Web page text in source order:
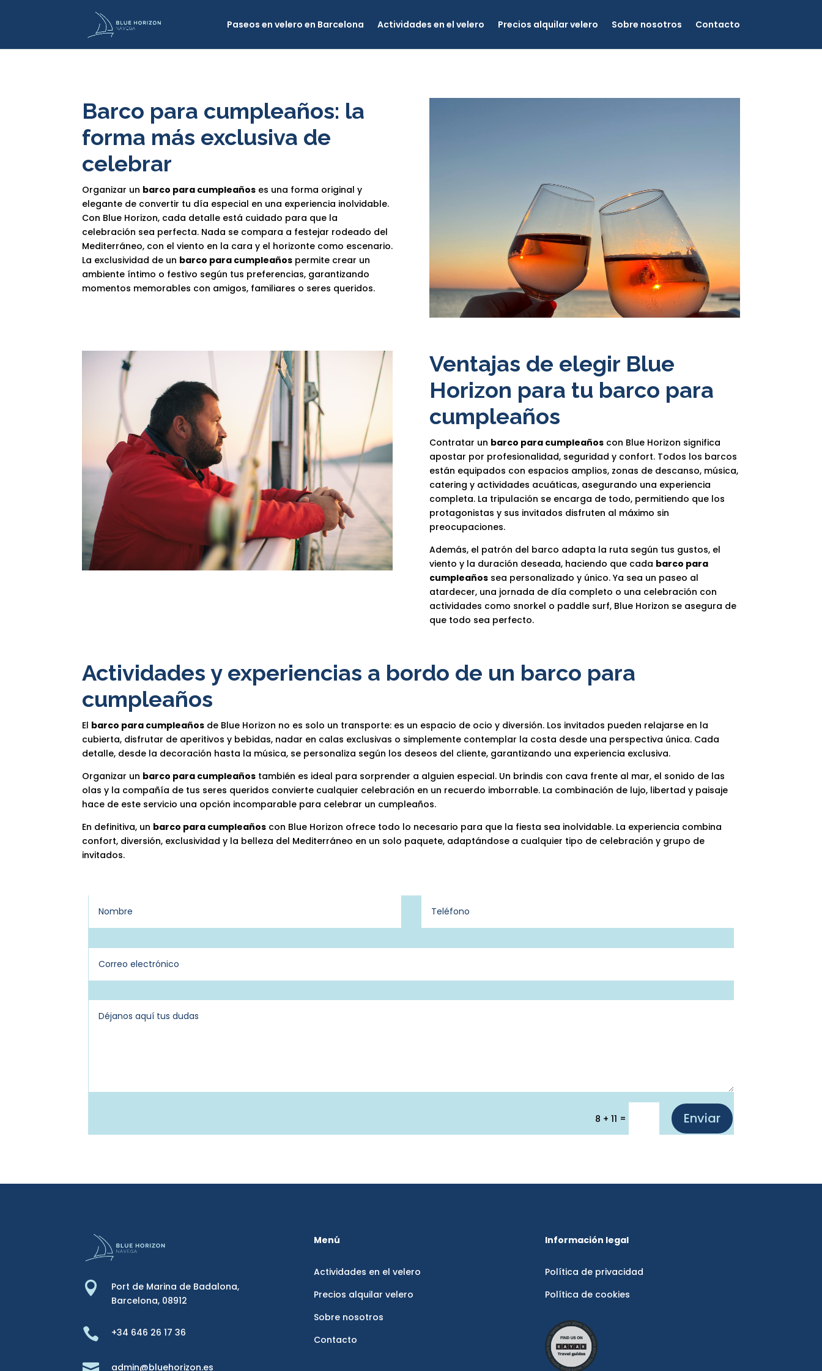
Paseos en velero en Barcelona Actividades en el velero Precios alquilar velero Sobre nosotros Contacto
Barco para cumpleaños: la
forma más exclusiva de
celebrar
Organizar un barco para cumpleaños es una forma original y
elegante de convertir tu día especial en una experiencia inolvidable.
Con Blue Horizon, cada detalle está cuidado para que la
celebración sea perfecta. Nada se compara a festejar rodeado del
Mediterráneo, con el viento en la cara y el horizonte como escenario.
La exclusividad de un barco para cumpleaños permite crear un
ambiente íntimo o festivo según tus preferencias, garantizando
momentos memorables con amigos, familiares o seres queridos.
Ventajas de elegir Blue
Horizon para tu barco para
cumpleaños
Contratar un barco para cumpleañoscon Blue Horizon significa
apostar por profesionalidad, seguridad y confort. Todos los barcos
están equipados con espacios amplios, zonas de descanso, música,
catering y actividades acuáticas, asegurando una experiencia
completa. La tripulación se encarga de todo, permitiendo que los
protagonistas y sus invitados disfruten al máximo sin
preocupaciones.
Además, el patrón del barco adapta la ruta según tus gustos, el
viento y la duración deseada, haciendo que cada barco para
cumpleañossea personalizado y único. Ya sea un paseo al
atardecer, una jornada de día completo o una celebración con
actividades como snorkel o paddle surf, Blue Horizon se asegura de
que todo sea perfecto.
Actividades y experiencias a bordo de un barco para
cumpleaños
El barco para cumpleaños de Blue Horizon no es solo un transporte: es un espacio de ocio y diversión. Los invitados pueden relajarse en la
cubierta, disfrutar de aperitivos y bebidas, nadar en calas exclusivas o simplemente contemplar la costa desde una perspectiva única. Cada
detalle, desde la decoración hasta la música, se personaliza según los deseos del cliente, garantizando una experiencia exclusiva.
Organizar un barco para cumpleaños también es ideal para sorprender a alguien especial. Un brindis con cava frente al mar, el sonido de las
olas y la compañía de tus seres queridos convierte cualquier celebración en un recuerdo imborrable. La combinación de lujo, libertad y paisaje
hace de este servicio una opción incomparable para celebrar un cumpleaños.
En definitiva, un barco para cumpleaños con Blue Horizon ofrece todo lo necesario para que la fiesta sea inolvidable. La experiencia combina
confort, diversión, exclusividad y la belleza del Mediterráneo en un solo paquete, adaptándose a cualquier tipo de celebración y grupo de
invitados.
8 + 11 = Enviar

Port de Marina de Badalona,
Barcelona, 08912
 +34 646 26 17 36
admin@bluehorizon.es
Menú
Actividades en el velero
Precios alquilar velero
Sobre nosotros
Contacto
Información legal
Política de privacidad
Política de cookies